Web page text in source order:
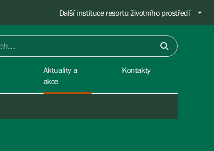
Další instituce resortu životního prostředí
Aktuality a
akce
Kontakty